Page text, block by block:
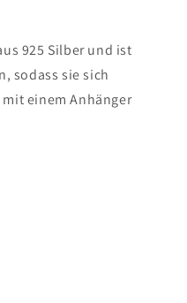
925 Silber und ist
sodass sie sich
einem Anhänger